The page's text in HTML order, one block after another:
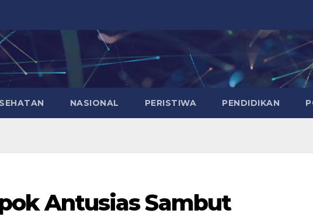
NASIONAL PERISTIWA PENDIDIKAN
Antusias Sambut